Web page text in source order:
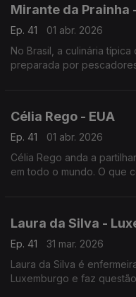
Mirante da Prainha
Ep. 41
01 abr. 2026
No Brasil, a culinária
preparada por
Célia Rego - EUA
Ep. 41
01 abr. 2026
Célia Rego anda a
em todo o mundo. O que
Laura da Silva -
Ep. 41
31 mar. 2026
Laura da Silva é
Luxemburgo e faz questão de combinar a arte com a carreira